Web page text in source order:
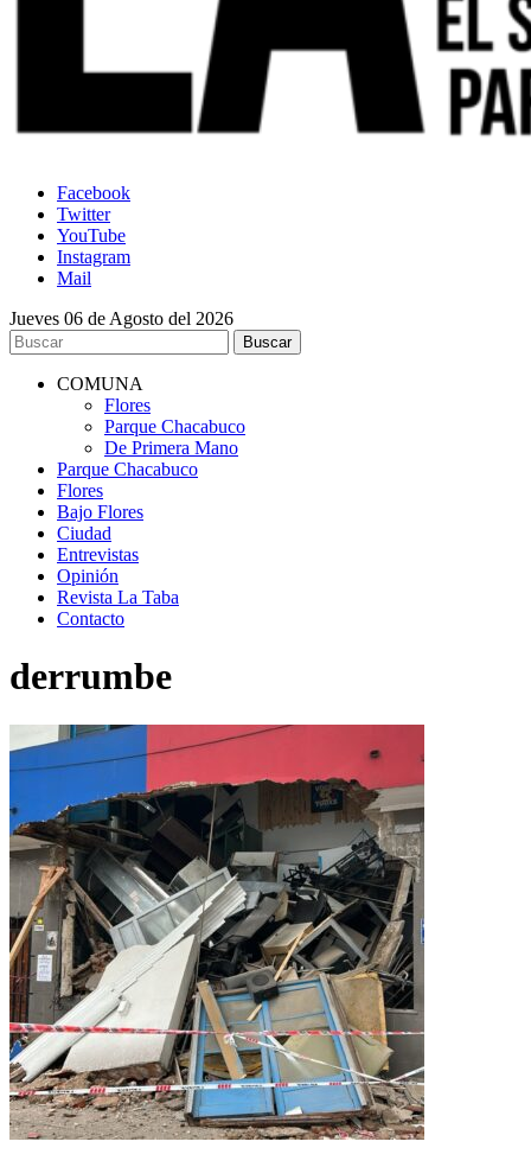
Facebook
Twitter
YouTube
Instagram
Mail
Jueves 06 de Agosto del 2026
COMUNA
Flores
Parque Chacabuco
De Primera Mano
Parque Chacabuco
Flores
Bajo Flores
Ciudad
Entrevistas
Opinión
Revista La Taba
Contacto
derrumbe